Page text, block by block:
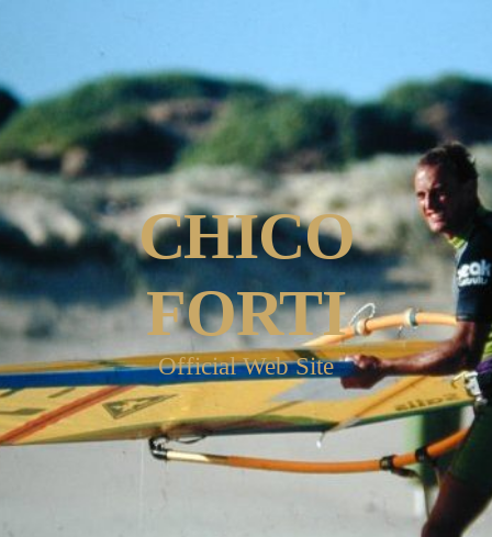
CHICO
FORTI
Official Web Site